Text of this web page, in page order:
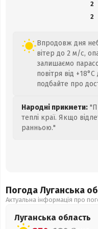
2
2
Впродовж дня
вітер до 2 м/с,
залишаємо
повітря від
подбайте про
Народні прикмети:
теплі краї. Якщо
ранньою."
Погода Луганська
Актуальна інформація про
Луганська область